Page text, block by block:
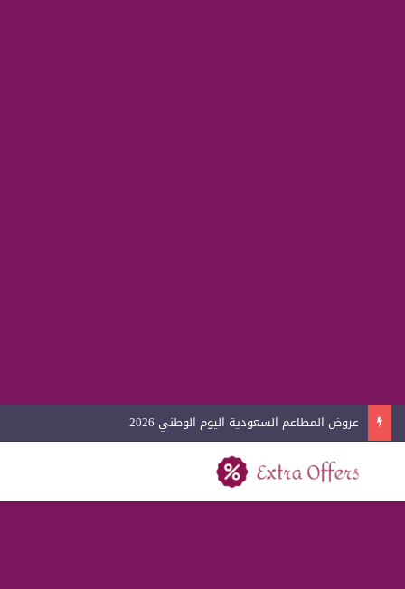
عروض الملابس اليوم الوطني 2026
بحث عن